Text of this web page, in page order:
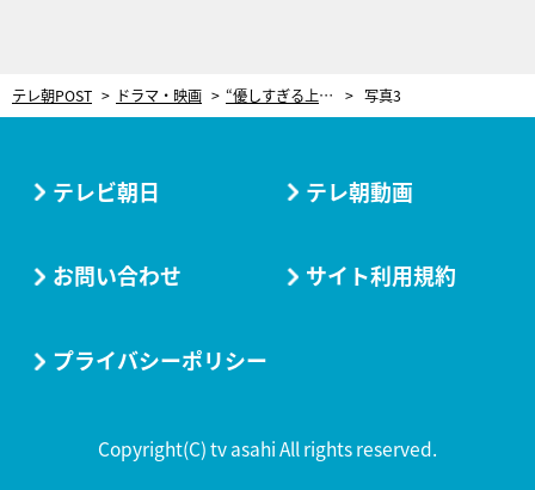
テレ朝POST ドラマ・映画 “優しすぎる上司”井浦新の苦労に共感「感情移入した」 無能な新人をベタ褒め、退勤後も電話で部下対応…＜無能の鷹＞ 写真3
テレビ朝日 テレ朝動画
お問い合わせ サイト利用規約
プライバシーポリシー
Copyright(C) tv asahi All rights reserved.